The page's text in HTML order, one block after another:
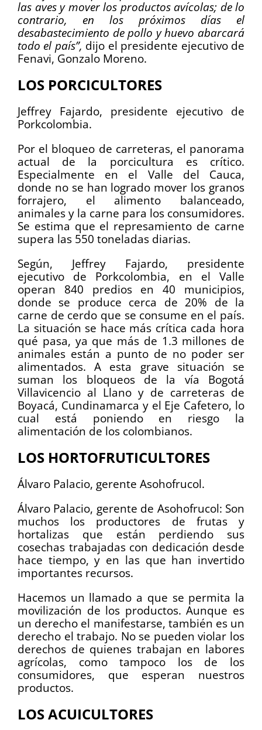
las aves y mover los productos avícolas; de lo
contrario, en los próximos días el
desabastecimiento de pollo y huevo abarcará
todo el país”, dijo el presidente ejecutivo de
Fenavi, Gonzalo Moreno.
LOS PORCICULTORES
Jeffrey Fajardo, presidente ejecutivo de
Porkcolombia.
Por el bloqueo de carreteras, el panorama
actual de la porcicultura es crítico.
Especialmente en el Valle del Cauca,
donde no se han logrado mover los granos
forrajero, el alimento balanceado,
animales y la carne para los consumidores.
Se estima que el represamiento de carne
supera las 550 toneladas diarias.
Según, Jeffrey Fajardo, presidente
ejecutivo de Porkcolombia, en el Valle
operan 840 predios en 40 municipios,
donde se produce cerca de 20% de la
carne de cerdo que se consume en el país.
La situación se hace más crítica cada hora
qué pasa, ya que más de 1.3 millones de
animales están a punto de no poder ser
alimentados. A esta grave situación se
suman los bloqueos de la vía Bogotá
Villavicencio al Llano y de carreteras de
Boyacá, Cundinamarca y el Eje Cafetero, lo
cual está poniendo en riesgo la
alimentación de los colombianos.
LOS HORTOFRUTICULTORES
Álvaro Palacio, gerente Asohofrucol.
Álvaro Palacio, gerente de Asohofrucol: Son
muchos los productores de frutas y
hortalizas que están perdiendo sus
cosechas trabajadas con dedicación desde
hace tiempo, y en las que han invertido
importantes recursos.
Hacemos un llamado a que se permita la
movilización de los productos. Aunque es
un derecho el manifestarse, también es un
derecho el trabajo. No se pueden violar los
derechos de quienes trabajan en labores
agrícolas, como tampoco los de los
consumidores, que esperan nuestros
productos.
LOS ACUICULTORES